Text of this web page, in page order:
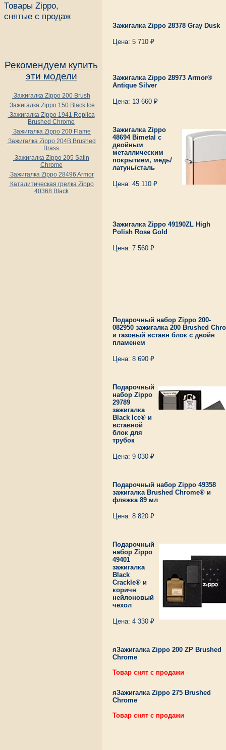
Товары Zippo,
снятые с продаж
Рекомендуем купить
эти модели
Зажигалка Zippo 200 Brush
Зажигалка Zippo 150 Black Ice
Зажигалка Zippo 1941 Replica
Brushed Chrome
Зажигалка Zippo 200 Flame
Зажигалка Zippo 204B Brushed
Brass
Зажигалка Zippo 205 Satin
Chrome
Зажигалка Zippo 28496 Armor
Каталитическая грелка Zippo
40368 Black
Зажигалка Zippo 28378 Gray Dusk
Цена: 5 710 ₽
Зажигалка Zippo 28973 Armor®
Antique Silver
Цена: 13 660 ₽
Зажигалка Zippo
48694 Bimetal с
двойным
металлическим
покрытием, медь/
латунь/сталь
Цена: 45 110 ₽
Зажигалка Zippo 49190ZL High
Polish Rose Gold
Цена: 7 560 ₽
Подарочный набор Zippo 200-
082950 зажигалка 200 Brushed
и газовый вставн блок с двойн
пламенем
Цена: 8 690 ₽
Подарочный
набор Zippo
29789
зажигалка
Black Ice® и
вставной
блок для
трубок
Цена: 9 030 ₽
Подарочный набор Zippo 49358
зажигалка Brushed Chrome® и
фляжка 89 мл
Цена: 8 820 ₽
Подарочный
набор Zippo
49401
зажигалка
Black
Crackle® и
коричн
нейлоновый
чехол
Цена: 4 330 ₽
яЗажигалка Zippo 200 ZP Brushed
Chrome
Товар снят с продажи
яЗажигалка Zippo 275 Brushed
Chrome
Товар снят с продажи